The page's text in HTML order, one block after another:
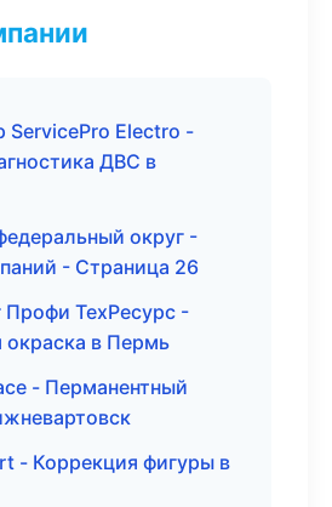
ServicePro Electro -
ДВС в
округ -
- Страница 26
ТехРесурс -
в Пермь
- Перманентный
- Коррекция фигуры в